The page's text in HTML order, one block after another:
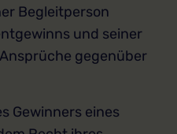
Begleitperson
und seiner
gegenüber
Gewinners eines